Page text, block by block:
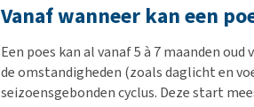
Vanaf wanneer kan een
Een poes kan al vanaf 5 à 7 maanden oud
de omstandigheden (zoals daglicht en
seizoensgebonden cyclus. Deze start